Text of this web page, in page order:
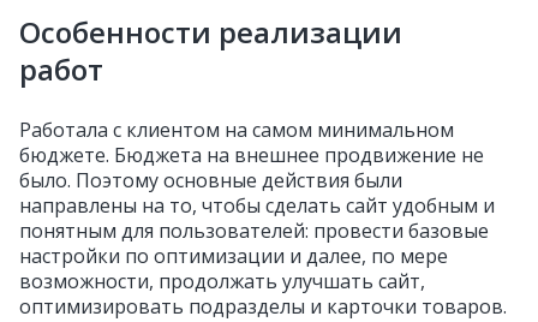
Особенности реализации
работ
Работала с клиентом на самом минимальном
бюджете. Бюджета на внешнее продвижение не
было. Поэтому основные действия были
направлены на то, чтобы сделать сайт удобным и
понятным для пользователей: провести базовые
настройки по оптимизации и далее, по мере
возможности, продолжать улучшать сайт,
оптимизировать подразделы и карточки товаров.